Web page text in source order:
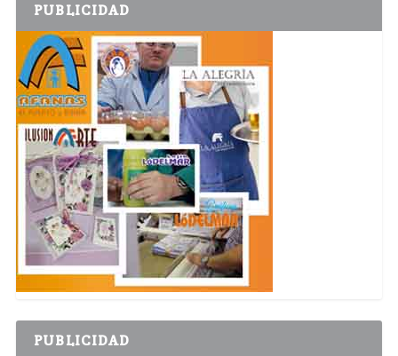
PUBLICIDAD
PUBLICIDAD